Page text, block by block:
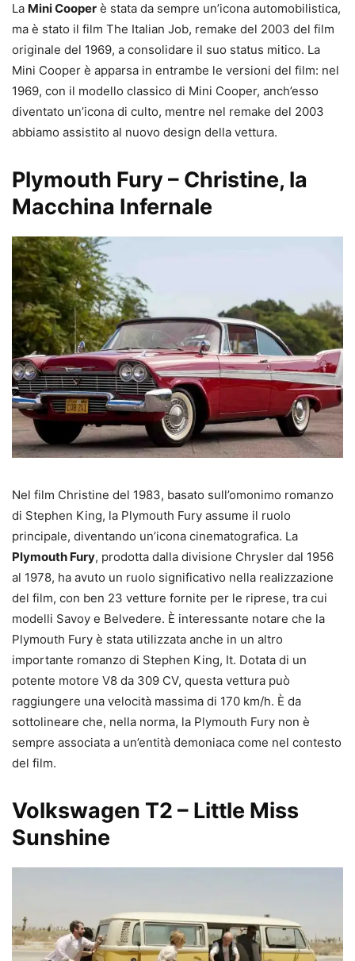
La Mini Cooper è stata da sempre un’icona automobilistica,
ma è stato il film The Italian Job, remake del 2003 del film
originale del 1969, a consolidare il suo status mitico. La
Mini Cooper è apparsa in entrambe le versioni del film: nel
1969, con il modello classico di Mini Cooper, anch’esso
diventato un’icona di culto, mentre nel remake del 2003
abbiamo assistito al nuovo design della vettura.
Plymouth Fury – Christine, la
Macchina Infernale
Nel film Christine del 1983, basato sull’omonimo romanzo
di Stephen King, la Plymouth Fury assume il ruolo
principale, diventando un’icona cinematografica. La
Plymouth Fury, prodotta dalla divisione Chrysler dal 1956
al 1978, ha avuto un ruolo significativo nella realizzazione
del film, con ben 23 vetture fornite per le riprese, tra cui
modelli Savoy e Belvedere. È interessante notare che la
Plymouth Fury è stata utilizzata anche in un altro
importante romanzo di Stephen King, It. Dotata di un
potente motore V8 da 309 CV, questa vettura può
raggiungere una velocità massima di 170 km/h. È da
sottolineare che, nella norma, la Plymouth Fury non è
sempre associata a un’entità demoniaca come nel contesto
del film.
Volkswagen T2 – Little Miss
Sunshine